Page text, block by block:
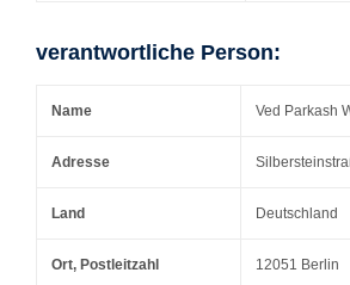
verantwortliche Person:
Name Ved Parkash
Adresse
Land Deutschland
Ort, Postleitzahl 12051 Berlin